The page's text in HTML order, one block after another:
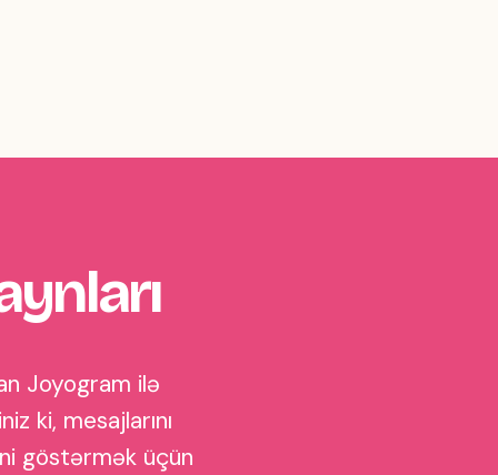
Joyogram ilə
ki, mesajlarını
göstərmək üçün